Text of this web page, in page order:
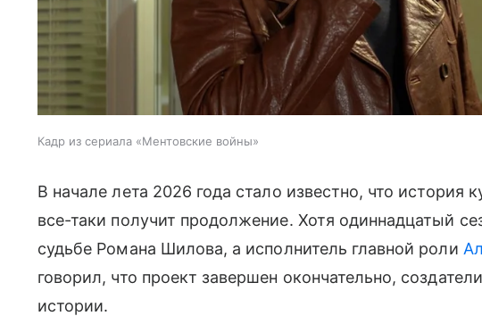
Кадр из сериала «Ментовские войны»
В начале лета 2026 года стало известно, что история
все-таки получит продолжение. Хотя одиннадцатый
судьбе Романа Шилова, а исполнитель главной роли
говорил, что проект завершен окончательно,
истории.